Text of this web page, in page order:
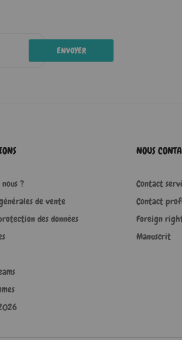
ENVOYER
nous ?
de vente
des données
NOUS
Contact
Contact
Foreign
Manuscrit